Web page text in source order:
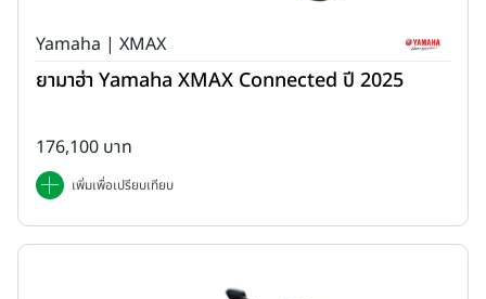
Yamaha | XMAX
ยามาฮ่า Yamaha XMAX Connected ปี 2025
176,100 บาท
เพิ่มเพื่อเปรียบเทียบ